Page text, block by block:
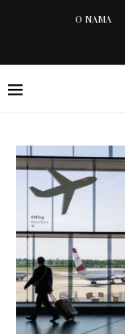
O NAMA